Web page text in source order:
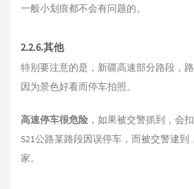
一般小划痕都不会有问题的。
2.2.6.其他
特别要注意的是，新疆高速部分路段，
因为景色好看而停车拍照。
高速停车很危险 ，如果被交警抓到，会
S21公路某路段因误停车，而被交警逮到
家。